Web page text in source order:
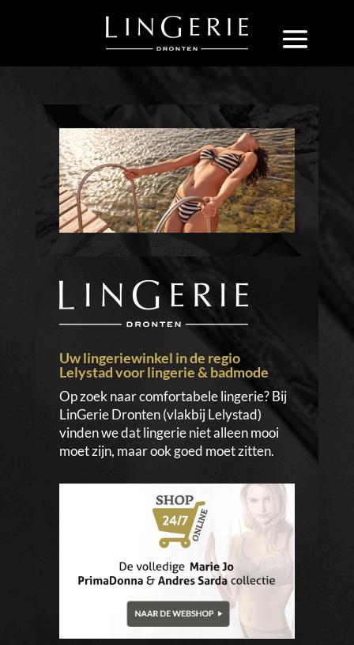
Uw lingeriewinkel in de regio
Lelystad voor lingerie & badmode
Op zoek naar comfortabele lingerie? Bij
LinGerie Dronten (vlakbij Lelystad)
vinden we dat lingerie niet alleen mooi
moet zijn, maar ook goed moet zitten.